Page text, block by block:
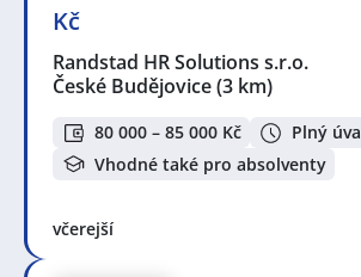
Kč
Randstad HR Solutions s.r.o.
České Budějovice(3 km)
80 000 – 85 000 Kč
Plný
Vhodné také pro absolventy
včerejší